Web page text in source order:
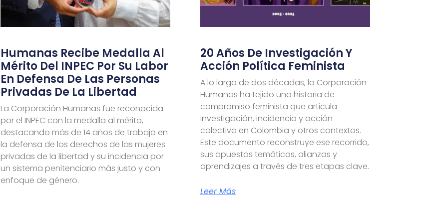
Humanas Recibe Medalla Al
Mérito Del INPEC Por Su Labor
En Defensa De Las Personas
Privadas De La Libertad
La Corporación Humanas fue reconocida
por el INPEC con la medalla al mérito,
destacando más de 14 años de trabajo en
la defensa de los derechos de las mujeres
privadas de la libertad y su incidencia por
un sistema penitenciario más justo y con
enfoque de género.
20 Años De Investigación Y
Acción Política Feminista
A lo largo de dos décadas, la Corporación
Humanas ha tejido una historia de
compromiso feminista que articula
investigación, incidencia y acción
colectiva en Colombia y otros contextos.
Este documento reconstruye ese recorrido,
sus apuestas temáticas, alianzas y
aprendizajes a través de tres etapas clave.
Leer Más